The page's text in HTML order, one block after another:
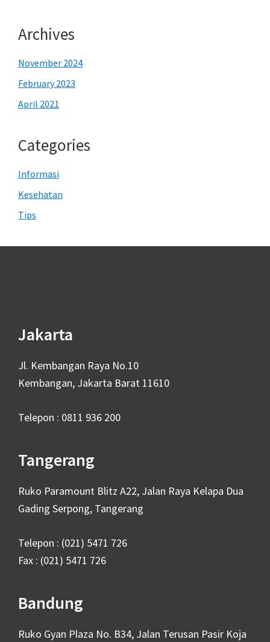
Archives
November 2024
February 2023
April 2021
Categories
Informasi
Kesehatan
Tips
Jakarta
Jl. Kembangan Raya No.10
Kembangan, Jakarta Barat 11610
Telepon : 0811 936 200
Tangerang
Ruko Paramount Blitz A22, Jalan Raya Kelapa Dua
Gading Serpong, Tangerang
Telepon : (021) 5471 726
Fax : (021) 5471 726
Bandung
Ruko Gyan Plaza No. B34, Jalan Terusan Pasir Koja